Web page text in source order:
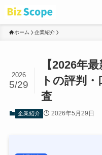
ホーム 企業紹介
【2026年
トの評判
査
2026
5/29
企業紹介 2026年5月29日